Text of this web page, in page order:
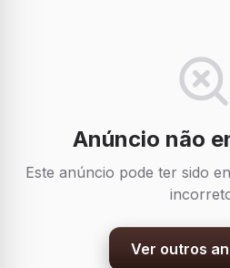
Anúncio não
Este anúncio pode ter sido
Ver outros